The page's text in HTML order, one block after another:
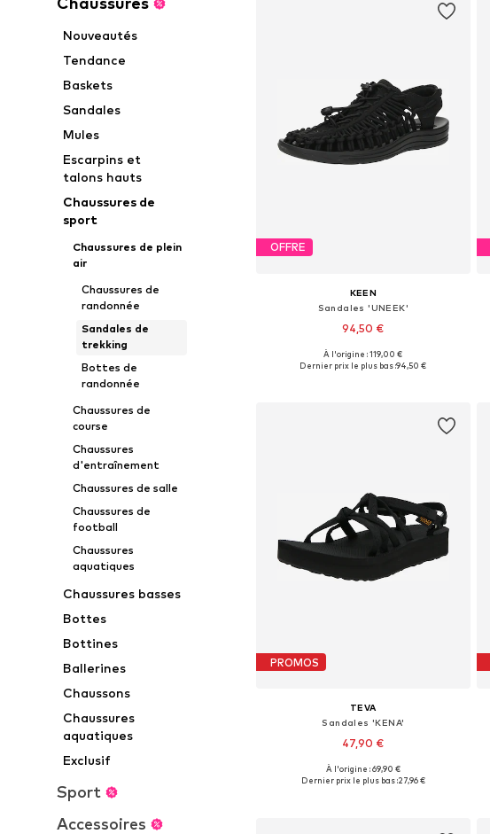
Nouveautés
Tendance
Baskets
Sandales
Mules
Escarpins et
talons hauts
Chaussures de
sport
Chaussures de plein
air
Chaussures de
randonnée
Sandales de
trekking
Bottes de
randonnée
Chaussures de
course
Chaussures
d'entraînement
Chaussures de salle
Chaussures de
football
Chaussures
aquatiques
Chaussures basses
Bottes
Bottines
Ballerines
Chaussons
Chaussures
aquatiques
Exclusif
Sport
Accessoires
OFFRE
KEEN
Sandales 'UNEEK'
94,50 €
Disponible en plusieurs tailles
À l'origine : 119,00 €
Dernier prix le plus bas :94,50 €
PROMOS
TEVA
Sandales 'KENA'
47,90 €
Tailles disponibles: 37
À l'origine : 69,90 €
Dernier prix le plus bas :27,96 €